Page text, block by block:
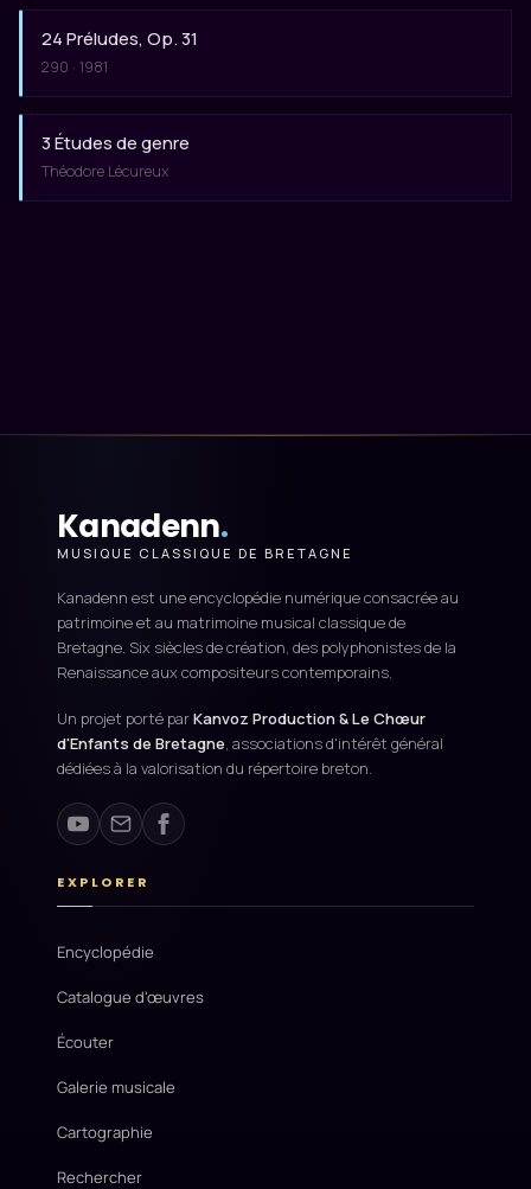
24 Préludes, Op. 31
290 · 1981
3 Études de genre
Théodore Lécureux
Kanadenn.
MUSIQUE CLASSIQUE DE BRETAGNE
Kanadenn est une encyclopédie numérique consacrée au
patrimoine et au matrimoine musical classique de
Bretagne. Six siècles de création, des polyphonistes de la
Renaissance aux compositeurs contemporains.
Un projet porté parKanvoz Production & Le Chœur
d'Enfants de Bretagne, associations d'intérêt général
dédiées à la valorisation du répertoire breton.
EXPLORER
Encyclopédie
Catalogue d'œuvres
Écouter
Galerie musicale
Cartographie
Rechercher